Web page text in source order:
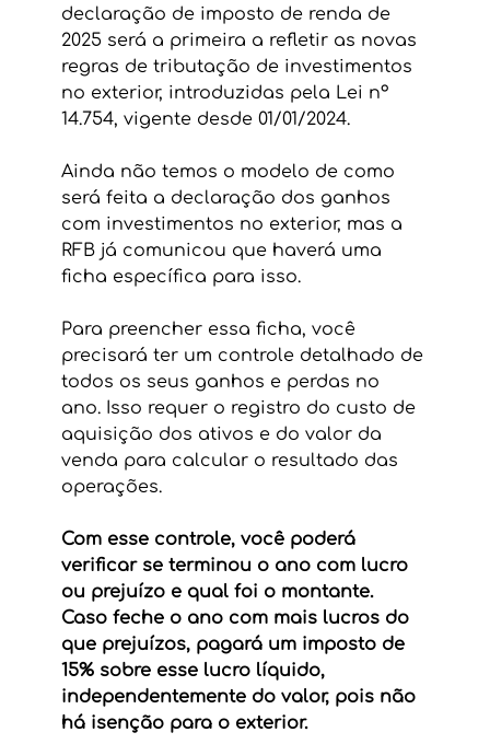
declaração de imposto de renda de
2025 será a primeira a refletir as novas
regras de tributação de investimentos
no exterior, introduzidas pela Lei nº
14.754, vigente desde 01/01/2024.
Ainda não temos o modelo de como
será feita a declaração dos ganhos
com investimentos no exterior, mas a
RFB já comunicou que haverá uma
ficha específica para isso.
Para preencher essa ficha, você
precisará ter um controle detalhado de
todos os seus ganhos e perdas no
ano. Isso requer o registro do custo de
aquisição dos ativos e do valor da
venda para calcular o resultado das
operações.
Com esse controle, você poderá
verificar se terminou o ano com lucro
ou prejuízo e qual foi o montante.
Caso feche o ano com mais lucros do
que prejuízos, pagará um imposto de
15% sobre esse lucro líquido,
independentemente do valor, pois não
há isenção para o exterior.